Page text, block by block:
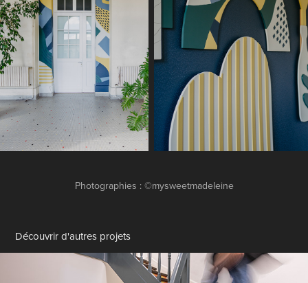
Photographies : ©mysweetmadeleine
Découvrir d'autres projets